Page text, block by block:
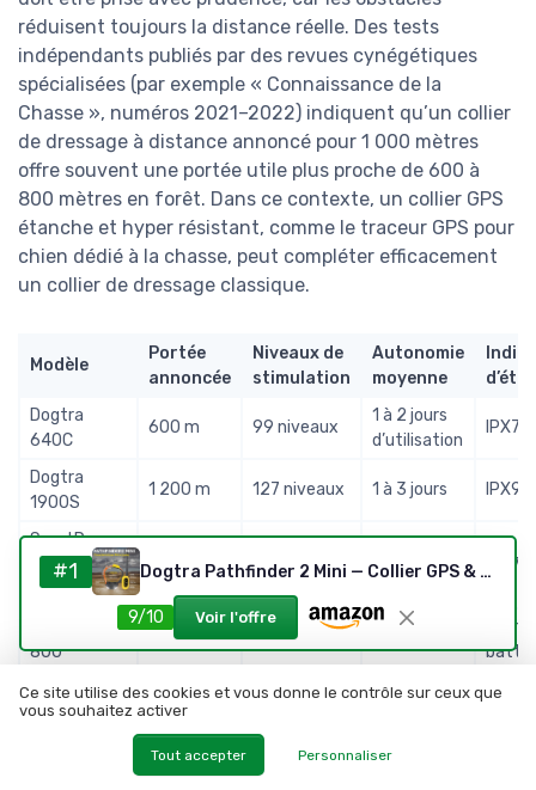
réduisent toujours la distance réelle. Des tests
indépendants publiés par des revues cynégétiques
spécialisées (par exemple « Connaissance de la
Chasse », numéros 2021–2022) indiquent qu’un collier
de dressage à distance annoncé pour 1 000 mètres
offre souvent une portée utile plus proche de 600 à
800 mètres en forêt. Dans ce contexte, un collier GPS
étanche et hyper résistant, comme le traceur GPS pour
chien dédié à la chasse, peut compléter efficacement
un collier de dressage classique.
Comparatif indicatif de colliers de dressage pour chiens de chasse
Modèle
Portée
annoncée
Niveaux de
stimulation
Autonomie
moyenne
Indice
Dogtra
640C
600 m 99 niveaux
1 à 2 jours
d’utilisation
IPX7
Dogtra
1900S
1 200 m 127 niveaux 1 à 3 jours IPX9K
SportDog
SportTrainer
1225E
1 200 m 21 niveaux 2 à 3 jours IPX7
800
800 m 15 niveaux
#1 Dogtra Pathfinder 2 Mini — Collier GPS & Dressage
9/10 Voir l'offre
Ce site utilise des cookies et vous donne le contrôle sur ceux que
vous souhaitez activer
Tout accepter Personnaliser